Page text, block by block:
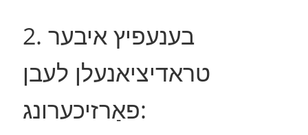
2. בענעפיץ איבער
טראדיציאנעלן לעבן
פאַרזיכערונג: